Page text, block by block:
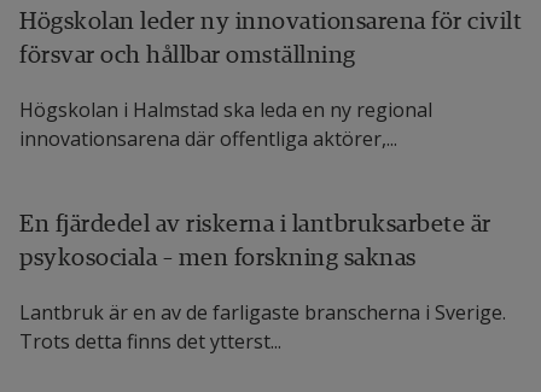
Högskolan leder ny innovationsarena för civilt
försvar och hållbar omställning
Högskolan i Halmstad ska leda en ny regional
innovationsarena där offentliga aktörer,...
En fjärdedel av riskerna i lantbruksarbete är
psykosociala – men forskning saknas
Lantbruk är en av de farligaste branscherna i Sverige.
Trots detta finns det ytterst...